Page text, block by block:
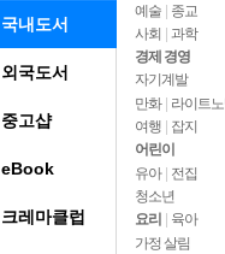
국내도서
예술 | 종교
사회 | 과학
경제 경영
자기계발
만화 | 라이트
여행
잡지
어린이
유아 | 전집
청소년
요리
육아
가정 살림
외국도서
중고샵
eBook
크레마클럽